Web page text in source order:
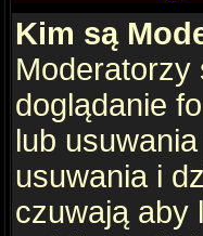
Kim są
Moderatorzy
doglądanie
lub
usuwania i
czuwają aby